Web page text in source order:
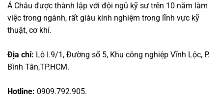
Á Châu được thành lập với đội ngũ kỹ sư trên 10 năm làm
việc trong ngành, rất giàu kinh nghiệm trong lĩnh vực kỹ
thuật, cơ khí.
Địa chỉ: Lô I.9/1, Đường số 5, Khu công nghiệp Vĩnh Lộc, P.
Bình Tân,TP.HCM.
Hotline: 0909.792.905.